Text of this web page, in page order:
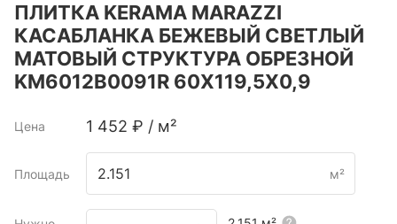
ПЛИТКА KERAMA MARAZZI
КАСАБЛАНКА БЕЖЕВЫЙ СВЕТЛЫЙ
МАТОВЫЙ СТРУКТУРА ОБРЕЗНОЙ
KM6012B0091R 60X119,5X0,9
Цена 1 452 ₽ / м²
Площадь м²